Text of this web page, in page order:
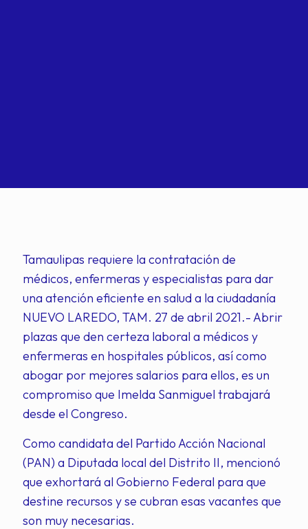
Tamaulipas requiere la contratación de
médicos, enfermeras y especialistas para dar
una atención eficiente en salud a la ciudadanía
NUEVO LAREDO, TAM. 27 de abril 2021.- Abrir
plazas que den certeza laboral a médicos y
enfermeras en hospitales públicos, así como
abogar por mejores salarios para ellos, es un
compromiso que Imelda Sanmiguel trabajará
desde el Congreso.
Como candidata del Partido Acción Nacional
(PAN) a Diputada local del Distrito II, mencionó
que exhortará al Gobierno Federal para que
destine recursos y se cubran esas vacantes que
son muy necesarias.